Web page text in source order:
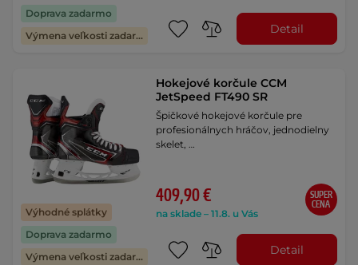
Doprava zadarmo
Výmena veľkosti zadarmo
Detail
Výhodné splátky
Doprava zadarmo
Výmena veľkosti zadarmo
Hokejové korčule CCM
JetSpeed FT490 SR
Špičkové hokejové korčule pre
profesionálnych hráčov, jednodielny
skelet, …
409,90 €
na sklade – 11.8. u Vás
SUPER
CENA
Detail